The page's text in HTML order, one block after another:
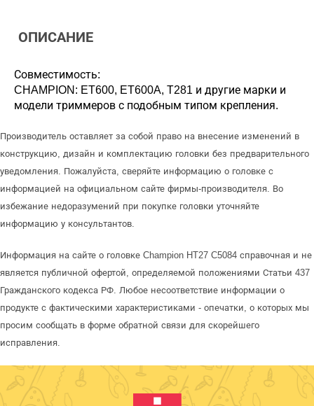
ОПИСАНИЕ
Совместимость:
CHAMPION: ET600, ET600A, Т281 и другие марки и
модели триммеров с подобным типом крепления.
Производитель оставляет за собой право на внесение изменений в
конструкцию, дизайн и комплектацию головки без предварительного
уведомления. Пожалуйста, сверяйте информацию о головке с
информацией на официальном сайте фирмы-производителя. Во
избежание недоразумений при покупке головки уточняйте
информацию у консультантов.
Информация на сайте о головке Champion HT27 C5084 справочная и не
является публичной офертой, определяемой положениями Статьи 437
Гражданского кодекса РФ. Любое несоответствие информации о
продукте с фактическими характеристиками - опечатки, о которых мы
просим сообщать в форме обратной связи для скорейшего
исправления.